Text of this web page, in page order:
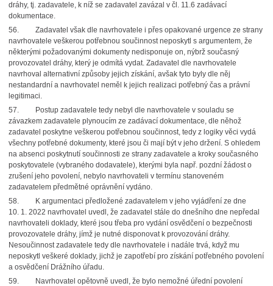
dráhy, tj. zadavatele, k níž se zadavatel zavázal v čl. 11.6 zadávací
dokumentace.
56. Zadavatel však dle navrhovatele i přes opakované urgence ze strany
navrhovatele veškerou potřebnou součinnost neposkytl s argumentem, že
některými požadovanými dokumenty nedisponuje on, nýbrž současný
provozovatel dráhy, který je odmítá vydat. Zadavatel dle navrhovatele
navrhoval alternativní způsoby jejich získání, avšak tyto byly dle něj
nestandardní a navrhovatel neměl k jejich realizaci potřebný čas a právní
legitimaci.
57. Postup zadavatele tedy nebyl dle navrhovatele v souladu se
závazkem zadavatele plynoucím ze zadávací dokumentace, dle něhož
zadavatel poskytne veškerou potřebnou součinnost, tedy z logiky věci vydá
všechny potřebné dokumenty, které jsou či mají být v jeho držení. S ohledem
na absenci poskytnutí součinnosti ze strany zadavatele a kroky současného
poskytovatele (vybraného dodavatele), kterými byla např. pozdní žádost o
zrušení jeho povolení, nebylo navrhovateli v termínu stanoveném
zadavatelem předmětné oprávnění vydáno.
58. K argumentaci předložené zadavatelem v jeho vyjádření ze dne
10. 1. 2022 navrhovatel uvedl, že zadavatel stále do dnešního dne nepředal
navrhovateli doklady, které jsou třeba pro vydání osvědčení o bezpečnosti
provozovatele dráhy, jímž je nutné disponovat k provozování dráhy.
Nesoučinnost zadavatele tedy dle navrhovatele i nadále trvá, když mu
neposkytl veškeré doklady, jichž je zapotřebí pro získání potřebného povolení
a osvědčení Drážního úřadu.
59. Navrhovatel opětovně uvedl, že bylo nemožné úřední povolení